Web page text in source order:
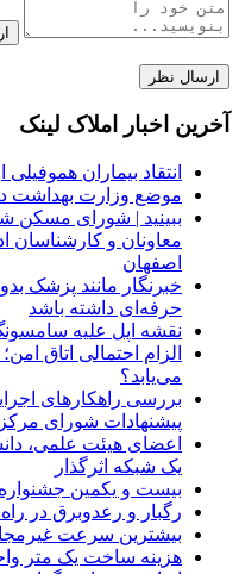
آخرین اخبار املاک لینک
انتقاد بیماران
موضع وزارت بهداشت
ببینید | شورای مسکن
معاونان و کارشناسان
اصفهان
خبرنگار مانند پزشک
حرفه‌ای داشته باشد
نقشه اپل علیه
الزام احتمالی اتاق
می‌یابد؟
بررسی راهکارهای
پیشنهادات شورای
اعضای هیئت علمی،
یک شبکه‌ اثرگذار
بیست و یکمین
رگبار و رعدوبرق در
بیشترین سرعت
هزینه ساخت یک متر